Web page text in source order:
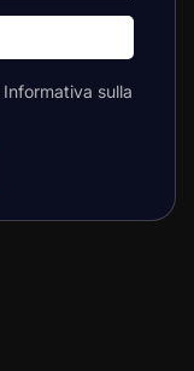
Informativa sulla